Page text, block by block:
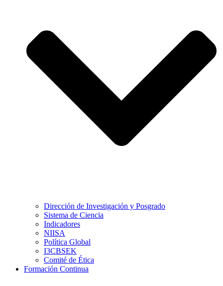
Dirección de Investigación y Posgrado
Sistema de Ciencia
Indicadores
NIISA
Política Global
I3CBSEK
Comité de Ética
Formación Continua